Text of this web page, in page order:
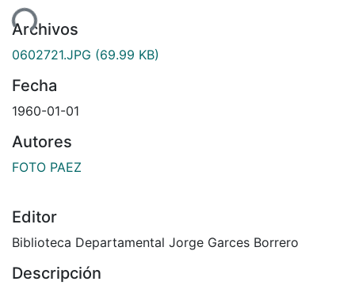
Archivos
0602721.JPG (69.99 KB)
Fecha
1960-01-01
Autores
FOTO PAEZ
Editor
Biblioteca Departamental Jorge Garces Borrero
Descripción